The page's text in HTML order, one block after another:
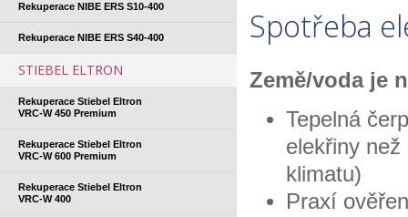
Rekuperace NIBE ERS S10-400
Rekuperace NIBE ERS S40-400
STIEBEL ELTRON
Rekuperace Stiebel Eltron
VRC-W 450 Premium
Rekuperace Stiebel Eltron
VRC-W 600 Premium
Rekuperace Stiebel Eltron
VRC-W 400
Spotřeba
Země/voda je
Tepelná
elekřiny
klimatu)
Praxí